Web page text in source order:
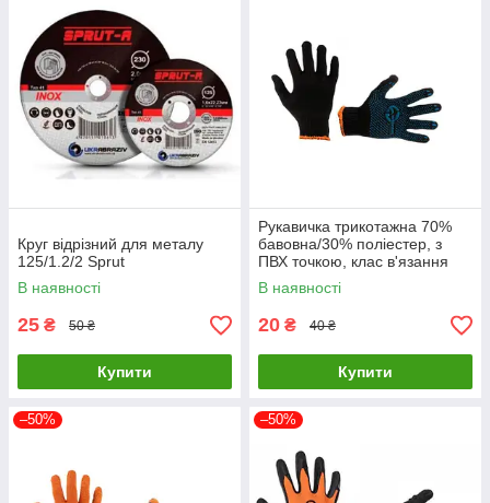
Круг відрізний для металу
125/1.2/2 Sprut
В наявності
25 ₴ 50 ₴
Купити
Рукавичка трикотажна 70%
бавовна/30% поліестер, з
ПВХ точкою, клас в'язання
10, колір чорний ТМ
"ІНТЕРТУЛ"
В наявності
20 ₴ 40 ₴
Купити
–50% –50%